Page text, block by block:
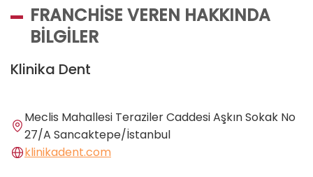
FRANCHISE VEREN HAKKINDA
BILGILER
Klinika Dent
Meclis Mahallesi Teraziler Caddesi Aşkın Sokak No
27/A Sancaktepe/İstanbul
klinikadent.com